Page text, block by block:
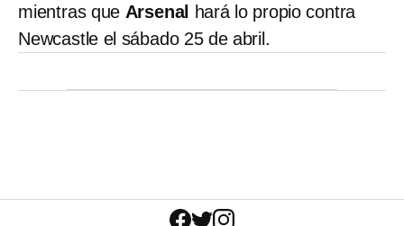
mientras que Arsenal hará lo propio contra
Newcastle el sábado 25 de abril.